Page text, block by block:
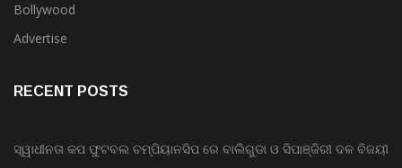
Bollywood
Advertise
RECENT POSTS
ସ୍ୱାଧୀନତା କପ ଫୁଟବଲ ଚମ୍ପିୟାନସିପ ରେ ବାଲିଗୁଡା ଓ ସିପାଞ୍ଜିରୀ ଦଳ ବିଜୟୀ